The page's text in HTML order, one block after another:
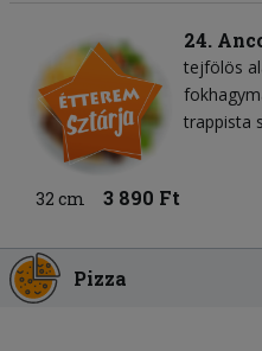
24.
tejfölös
trappista
32 cm 3 890 Ft
Pizza